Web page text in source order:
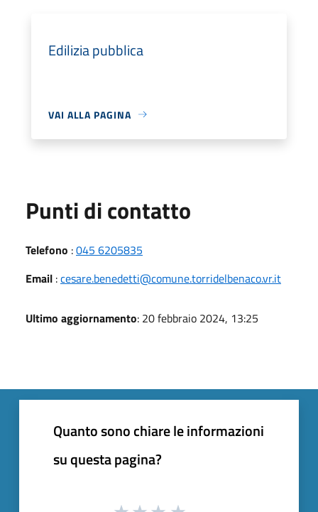
Edilizia pubblica
VAI ALLA PAGINA
Punti di contatto
Telefono :045 6205835
Email :cesare.benedetti@comune.torridelbenaco.vr.it
Ultimo aggiornamento: 20 febbraio 2024, 13:25
Quanto sono chiare le informazioni
su questa pagina?